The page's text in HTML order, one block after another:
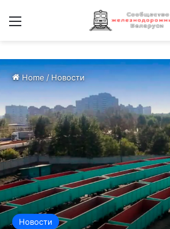
Home /Новости
Новости